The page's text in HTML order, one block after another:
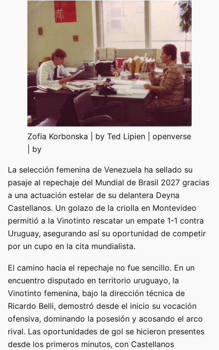
Zofia Korbonska | by Ted Lipien | openverse
| by
La selección femenina de Venezuela ha sellado su
pasaje al repechaje del Mundial de Brasil 2027 gracias
a una actuación estelar de su delantera Deyna
Castellanos. Un golazo de la criolla en Montevideo
permitió a la Vinotinto rescatar un empate 1-1 contra
Uruguay, asegurando así su oportunidad de competir
por un cupo en la cita mundialista.
El camino hacia el repechaje no fue sencillo. En un
encuentro disputado en territorio uruguayo, la
Vinotinto femenina, bajo la dirección técnica de
Ricardo Belli, demostró desde el inicio su vocación
ofensiva, dominando la posesión y acosando el arco
rival. Las oportunidades de gol se hicieron presentes
desde los primeros minutos, con Castellanos